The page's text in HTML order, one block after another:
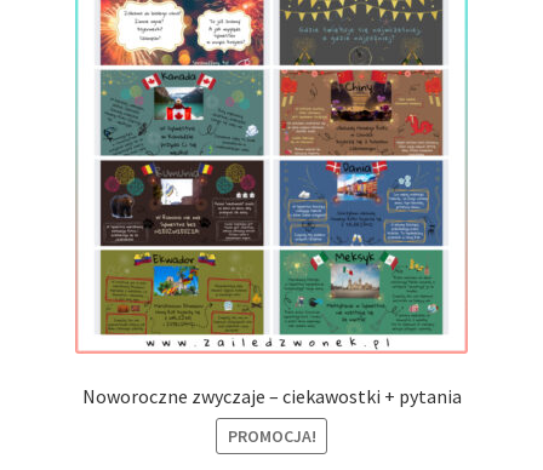
Noworoczne zwyczaje – ciekawostki + pytania
PROMOCJA!